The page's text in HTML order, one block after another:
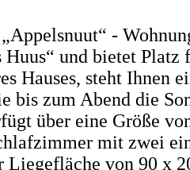
-
und bietet Platz
Hauses, steht Ihnen
bis zum Abend die
über eine Größe
mit zwei
Liegefläche von 90 x